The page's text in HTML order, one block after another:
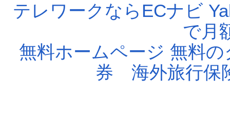
テレワークならECナビ
で月
無料ホームページ 無料
券
海外旅行保